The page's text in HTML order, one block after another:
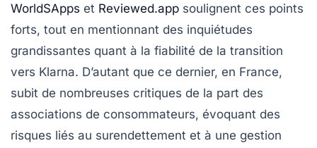
WorldSApps et Reviewed.app soulignent ces points
forts, tout en mentionnant des inquiétudes
grandissantes quant à la fiabilité de la transition
vers Klarna. D’autant que ce dernier, en France,
subit de nombreuses critiques de la part des
associations de consommateurs, évoquant des
risques liés au surendettement et à une gestion